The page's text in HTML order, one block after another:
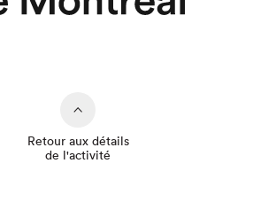
Retour aux détails
de l'activité